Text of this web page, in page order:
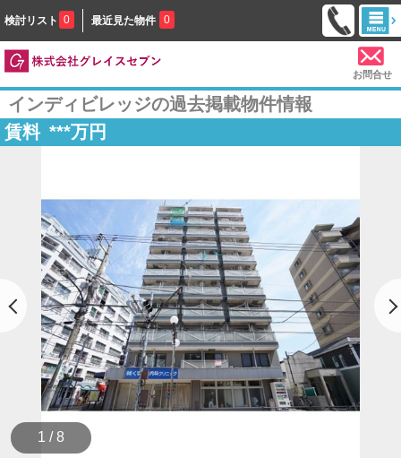
検討リスト 0 最近見た物件 0
お問合せ
インディビレッジの過去掲載物件情報
賃料 ***万円
1 / 8